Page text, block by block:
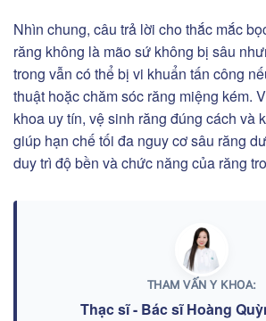
Nhìn chung, câu trả lời cho thắc mắc
răng không là mão sứ không bị sâu
trong vẫn có thể bị vi khuẩn tấn công
thuật hoặc chăm sóc răng miệng kém.
khoa uy tín, vệ sinh răng đúng cách và
giúp hạn chế tối đa nguy cơ sâu răng
duy trì độ bền và chức năng của răng
THAM VẤN Y KHOA:
Thạc sĩ - Bác sĩ Hoàng